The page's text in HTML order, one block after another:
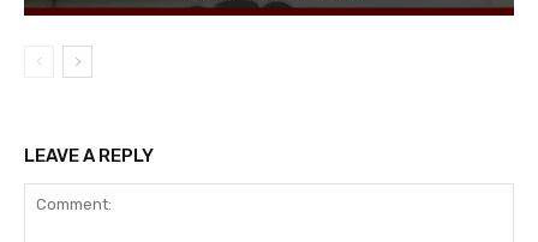
LEAVE A REPLY